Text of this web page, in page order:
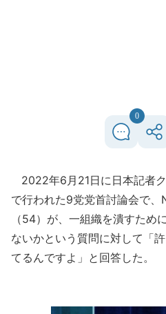
0
2022年6月21日に日本記者ク
で行われた9党党首討論会で、
（54）が、一組織を潰すため
ないかという質問に対して「
てるんですよ」と回答した。